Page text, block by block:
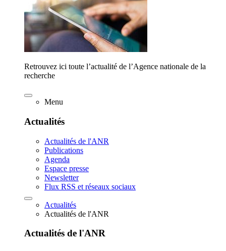
Retrouvez ici toute l’actualité de l’Agence nationale de la
recherche
Menu
Actualités
Actualités de l'ANR
Publications
Agenda
Espace presse
Newsletter
Flux RSS et réseaux sociaux
Actualités
Actualités de l'ANR
Actualités de l'ANR